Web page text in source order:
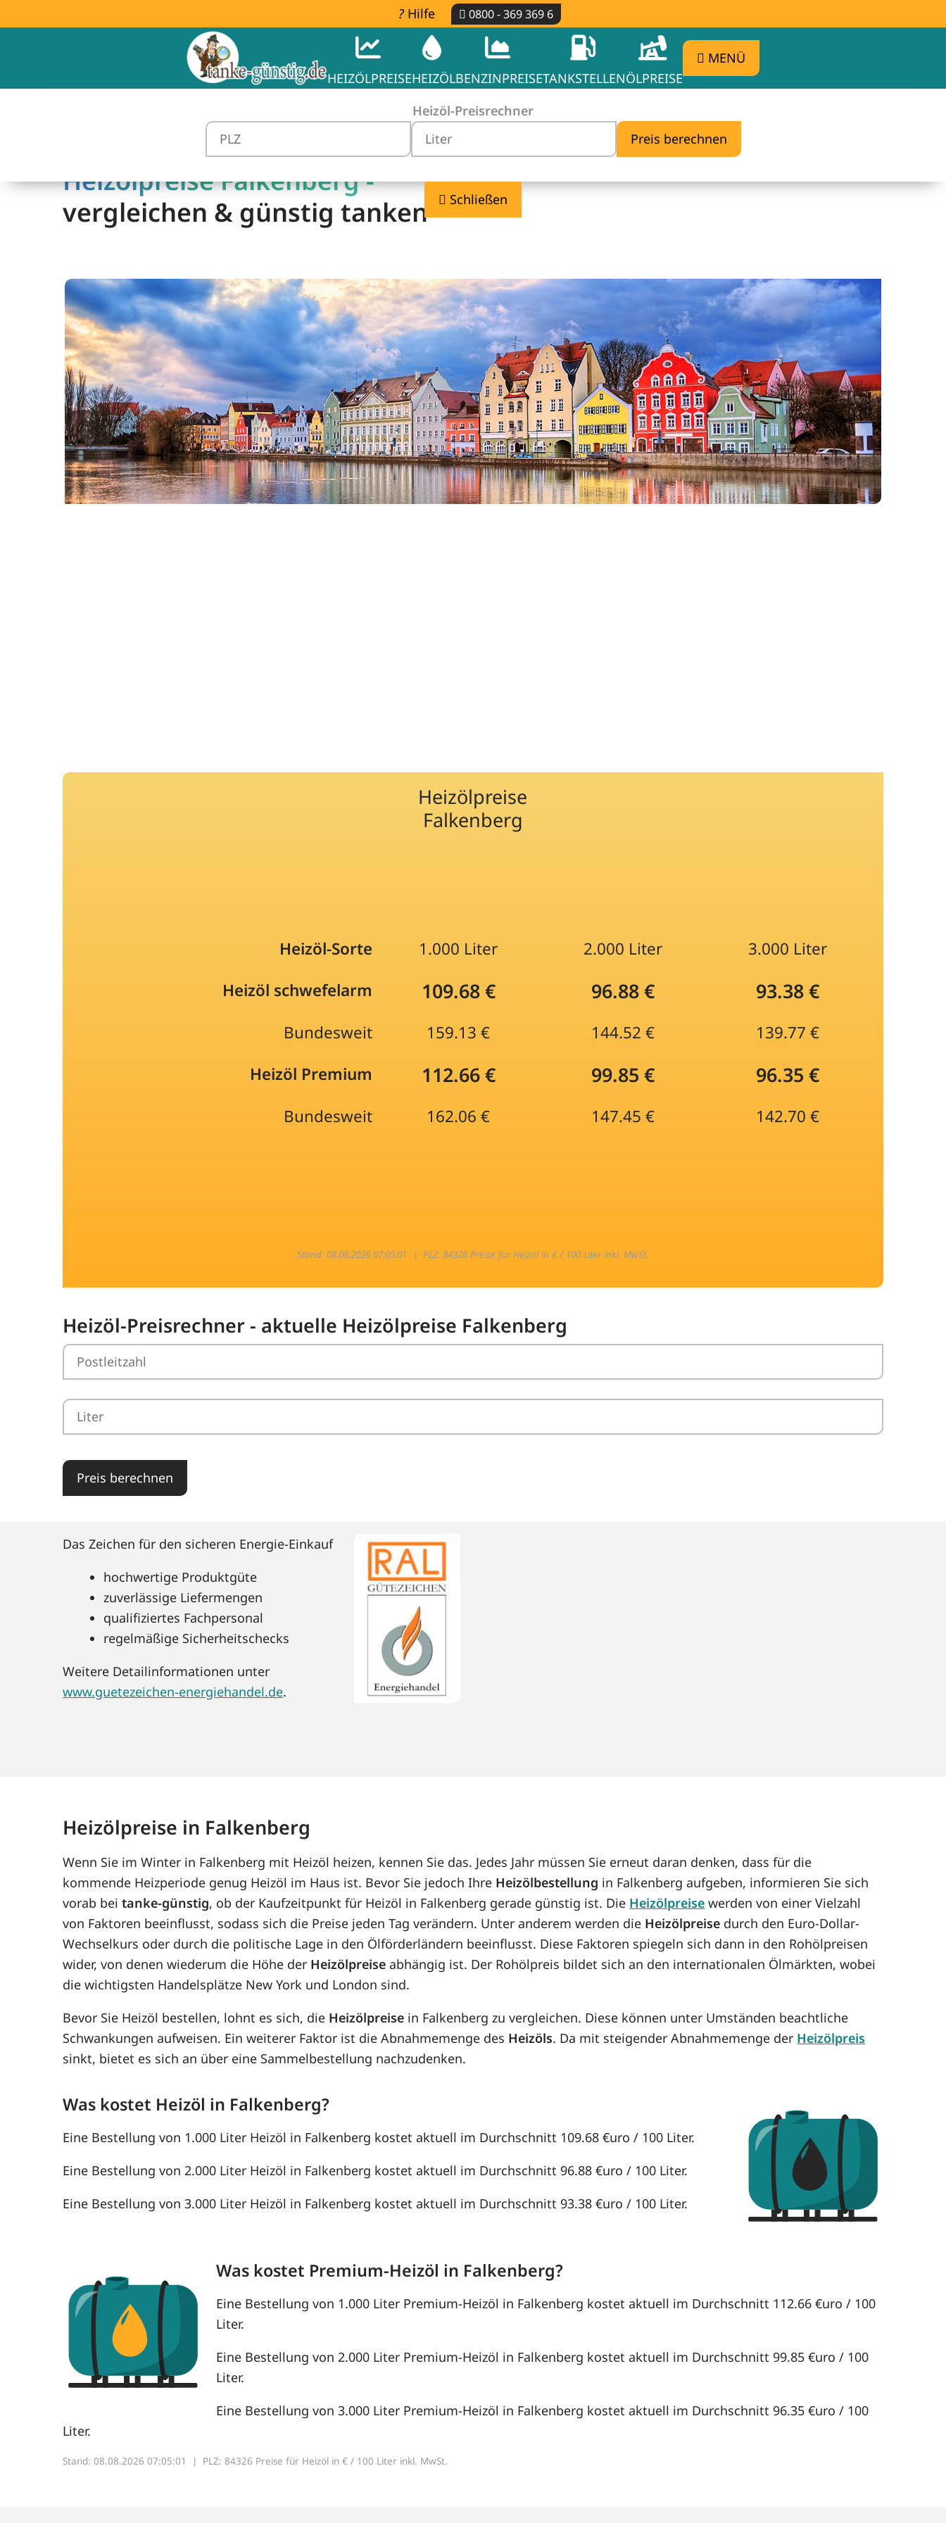
Hilfe 0800 - 369 369 6
HEIZÖLPREISEHEIZÖLBENZINPREISETANKSTELLENÖLPREISE
MENÜ
Heizöl-Preisrechner
Schließen
Heizölpreise Falkenberg -
vergleichen & günstig tanken
Heizölpreise
Falkenberg
Heizöl-Sorte 1.000 Liter 2.000 Liter
3.000 Liter
Heizöl schwefelarm
109.68 € 96.88 € 93.38 €
Bundesweit 159.13 € 144.52 €
139.77 €
Heizöl Premium
112.66 € 99.85 € 96.35 €
Bundesweit 162.06 € 147.45 € 142.70 €
Stand: 08.08.2026 07:05:01 |PLZ: 84326 Preise für Heizöl in € / 100 Liter inkl. MwSt.
Heizöl-Preisrechner - aktuelle Heizölpreise Falkenberg
Preis berechnen
Das Zeichen für den sicheren Energie-Einkauf
hochwertige Produktgüte
zuverlässige Liefermengen
qualifiziertes Fachpersonal
regelmäßige Sicherheitschecks
Weitere Detailinformationen unter
www.guetezeichen-energiehandel.de.
Heizölpreise in Falkenberg
Wenn Sie im Winter in Falkenberg mit Heizöl heizen, kennen Sie das. Jedes Jahr müssen Sie erneut daran denken, dass für die
kommende Heizperiode genug Heizöl im Haus ist. Bevor Sie jedoch Ihre Heizölbestellung in Falkenberg aufgeben, informieren Sie sich
vorab beitanke-günstig, ob der Kaufzeitpunkt für Heizöl in Falkenberg gerade günstig ist. Die Heizölpreise werden von einer Vielzahl
von Faktoren beeinflusst, sodass sich die Preise jeden Tag verändern. Unter anderem werden die Heizölpreise durch den Euro-Dollar-
Wechselkurs oder durch die politische Lage in den Ölförderländern beeinflusst. Diese Faktoren spiegeln sich dann in den Rohölpreisen
wider, von denen wiederum die Höhe der Heizölpreise abhängig ist. Der Rohölpreis bildet sich an den internationalen Ölmärkten, wobei
die wichtigsten Handelsplätze New York und London sind.
Bevor Sie Heizöl bestellen, lohnt es sich, die Heizölpreise in Falkenberg zu vergleichen. Diese können unter Umständen beachtliche
Schwankungen aufweisen. Ein weiterer Faktor ist die Abnahmemenge des Heizöls. Da mit steigender Abnahmemenge der Heizölpreis
sinkt, bietet es sich an über eine Sammelbestellung nachzudenken.
Was kostet Heizöl in Falkenberg?
Eine Bestellung von 1.000 Liter Heizöl in Falkenberg kostet aktuell im Durchschnitt 109.68 €uro / 100 Liter.
Eine Bestellung von 2.000 Liter Heizöl in Falkenberg kostet aktuell im Durchschnitt 96.88 €uro / 100 Liter.
Eine Bestellung von 3.000 Liter Heizöl in Falkenberg kostet aktuell im Durchschnitt 93.38 €uro / 100 Liter.
Was kostet Premium-Heizöl in Falkenberg?
Eine Bestellung von 1.000 Liter Premium-Heizöl in Falkenberg kostet aktuell im Durchschnitt 112.66 €uro / 100
Liter.
Eine Bestellung von 2.000 Liter Premium-Heizöl in Falkenberg kostet aktuell im Durchschnitt 99.85 €uro / 100
Liter.
Eine Bestellung von 3.000 Liter Premium-Heizöl in Falkenberg kostet aktuell im Durchschnitt 96.35 €uro / 100
Liter.
Stand: 08.08.2026 07:05:01 | PLZ: 84326 Preise für Heizöl in € / 100 Liter inkl. MwSt.